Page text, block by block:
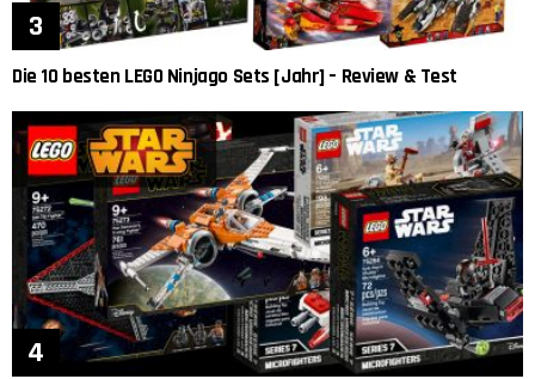
Die 10 besten LEGO Ninjago Sets [Jahr] – Review & Test